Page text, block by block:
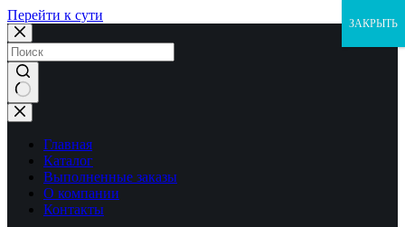
Перейти к сути
Ничего
не
найденоГлавная
Каталог
Выполненные заказы
О компании
Контакты
ЗАКРЫТЬ